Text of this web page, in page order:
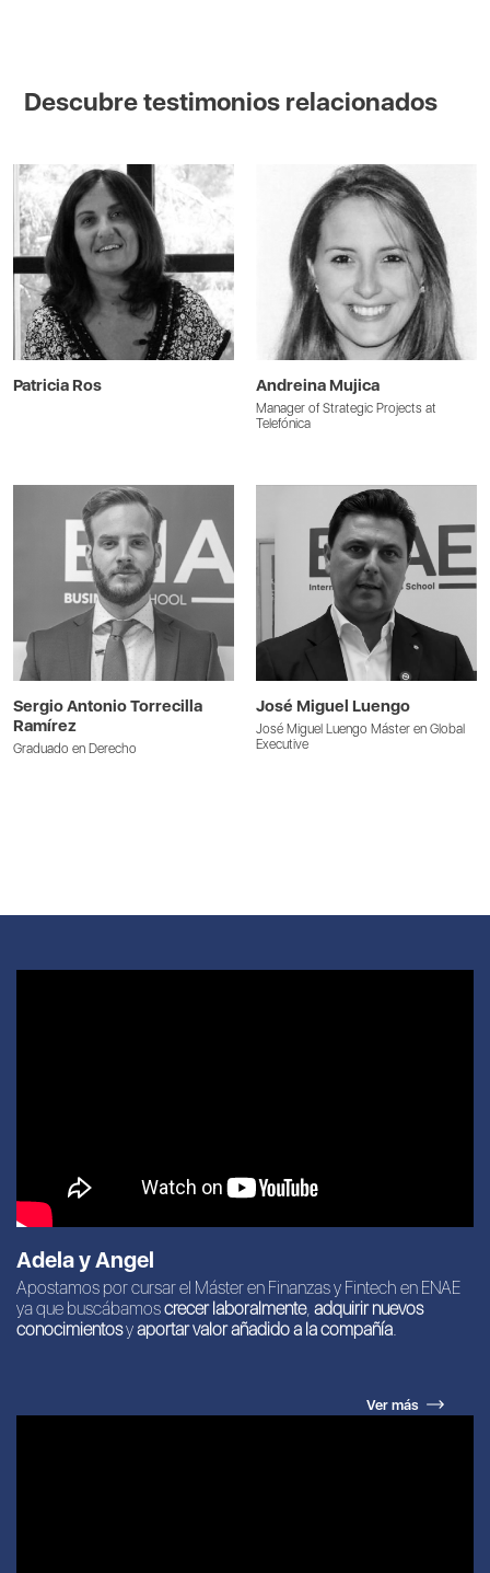
Descubre testimonios relacionados
Patricia Ros Andreina Mujica
Manager of Strategic Projects at
Telefónica
Sergio Antonio Torrecilla
Ramírez
Graduado en Derecho
José Miguel Luengo
José Miguel Luengo Máster en Global
Executive
Adela y Angel
Apostamos por cursar el Máster en Finanzas y Fintech en ENAE
ya que buscábamoscrecer laboralmente, adquirir nuevos
conocimientosyaportar valor añadido a la compañía.
Ver más